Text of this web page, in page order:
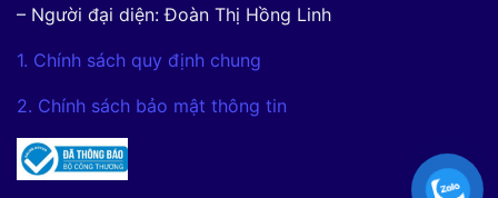
– Người đại diện: Đoàn Thị Hồng Linh
1. Chính sách quy định chung
2. Chính sách bảo mật thông tin